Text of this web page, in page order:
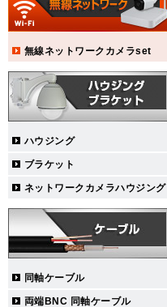
無線ネットワークカメラset
ハウジング
ブラケット
ネットワークカメラハウジング
同軸ケーブル
両端BNC 同軸ケーブル